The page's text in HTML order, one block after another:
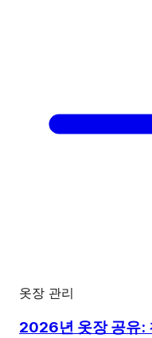
옷장 관리
2026년 옷장 공유: